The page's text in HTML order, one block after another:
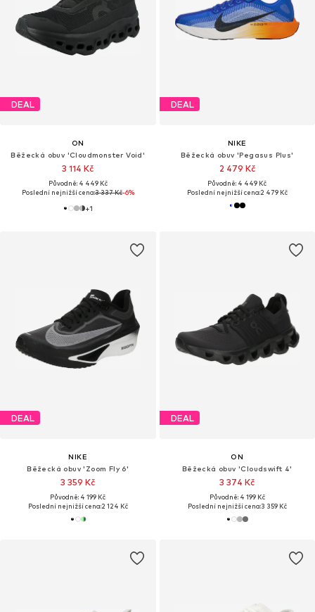
DEAL
ON
Běžecká obuv 'Cloudmonster Void'
3 114 Kč
Původně: 4 449 Kč
Poslední nejnižší cena:3 337 Kč-6%
+1
DEAL
NIKE
Běžecká obuv 'Pegasus Plus'
2 479 Kč
Původně: 4 449 Kč
Poslední nejnižší cena:2 479 Kč
DEAL
NIKE
Běžecká obuv 'Zoom Fly 6'
3 359 Kč
Původně: 4 199 Kč
Poslední nejnižší cena:2 124 Kč
DEAL
ON
Běžecká obuv 'Cloudswift 4'
3 374 Kč
Původně: 4 199 Kč
Poslední nejnižší cena:3 359 Kč